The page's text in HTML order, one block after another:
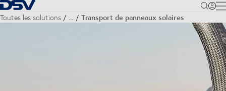
Retour à la page d'accueil
Toutes les solutions … Transport de panneaux solaires